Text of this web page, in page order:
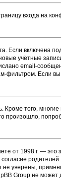
входа на
включена
учётные
email-
фильтром. Если
того,
от 1998 г. —
уверены,
Group не